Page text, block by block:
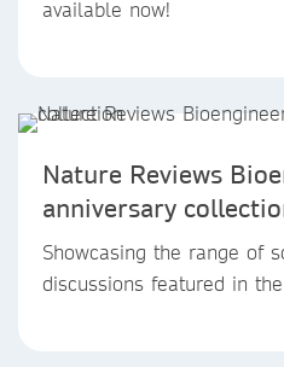
available now!
Nature Reviews
anniversary
Showcasing the range of
discussions featured in